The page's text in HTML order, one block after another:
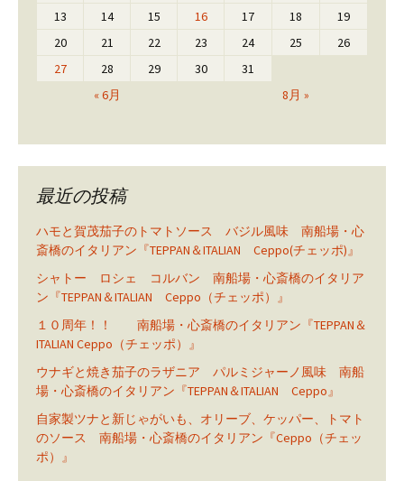
« 6月 8月 »
13
14 15 16 17 18
19
20
21 22 23 24 25
26
27
28 29 30 31
最近の投稿
ハモと賀茂茄子のトマトソース バジル風味 南船場・心
斎橋のイタリアン『TEPPAN＆ITALIAN Ceppo(チェッポ)』
シャトー ロシェ コルバン 南船場・心斎橋のイタリア
ン『TEPPAN＆ITALIAN Ceppo（チェッポ）』
１０周年！！ 南船場・心斎橋のイタリアン『TEPPAN＆
ITALIAN Ceppo（チェッポ）』
ウナギと焼き茄子のラザニア パルミジャーノ風味 南船
場・心斎橋のイタリアン『TEPPAN＆ITALIAN Ceppo』
自家製ツナと新じゃがいも、オリーブ、ケッパー、トマト
のソース 南船場・心斎橋のイタリアン『Ceppo（チェッ
ポ）』